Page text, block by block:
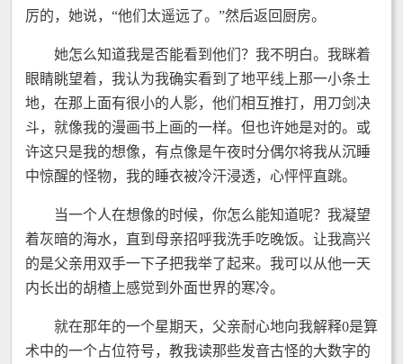
厉的，她说，“他们太遥远了。”然后返回厨房。
她怎么知道我是否能看到他们？我不明白。我眯着
眼睛眺望着，我认为我确实看到了地平线上那一小条土
地，在那上面有很小的人影，他们相互推打，用刀剑决
斗，就像我的漫画书上画的一样。但也许她是对的。或
许这只是我的想像，有点像是午夜时分偶尔将我从沉睡
中惊醒的怪物，我的睡衣被冷汗浸透，心怦怦直跳。
当一个人在想像的时候，你怎么能知道呢？我凝望
着灰暗的海水，直到母亲招呼我洗手吃晚饭。让我高兴
的是父亲用双手一下子把我举了起来。我可以从他一天
内长出的胡楂上感觉到外面世界的寒冷。
就在那年的一个星期天，父亲耐心地向我解释0是算
术中的一个占位符号，教我读那些发音古怪的大数字的